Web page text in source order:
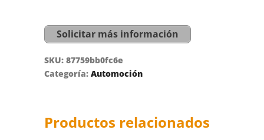
Solicitar más información
SKU: 87759bb0fc6e
Categoría: Automoción
Productos relacionados